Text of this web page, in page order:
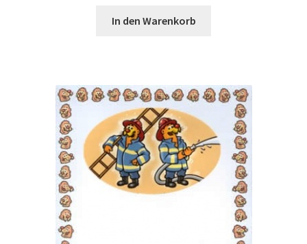
In den Warenkorb